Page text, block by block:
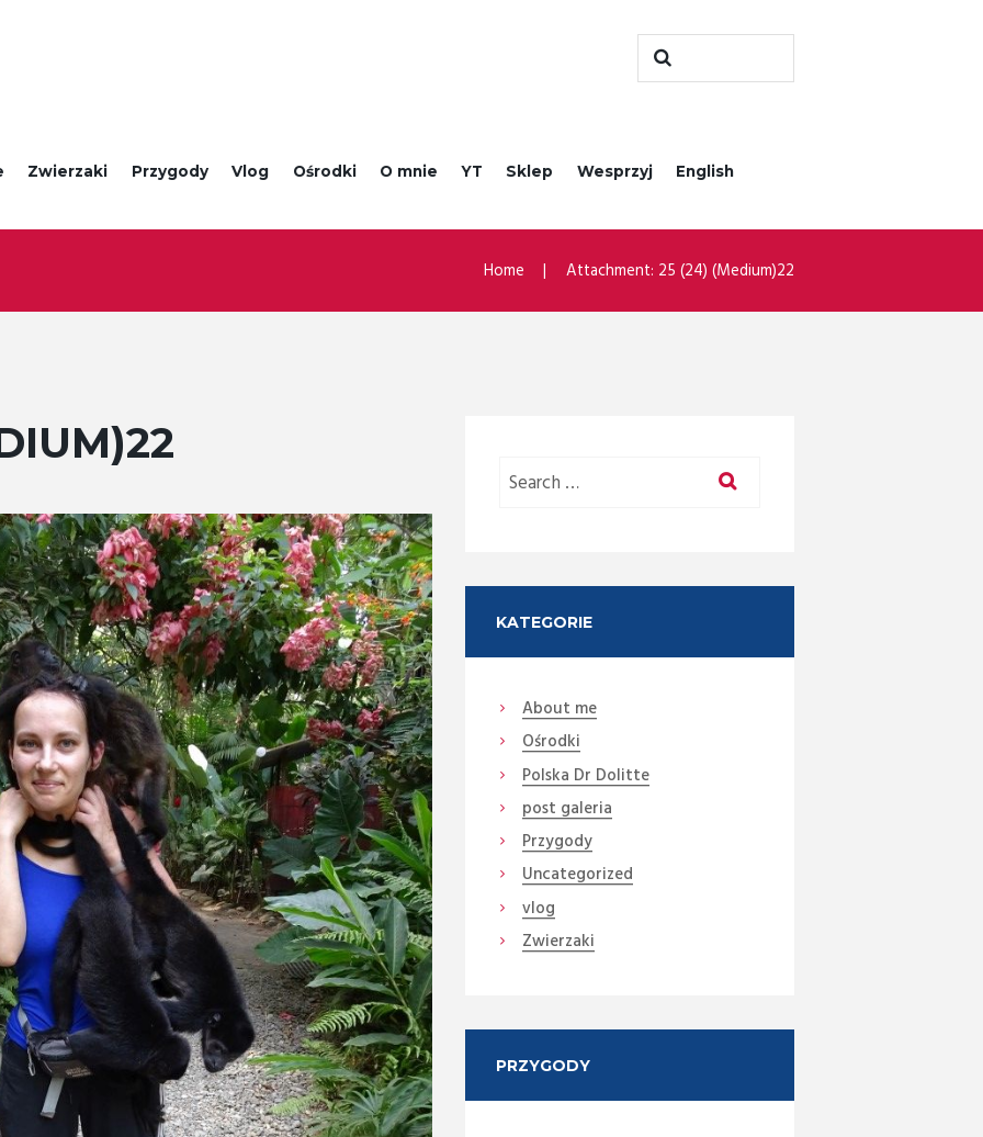
Zwierzaki Przygody Vlog Ośrodki O mnie YT Sklep Wesprzyj English
Home Attachment: 25 (24) (Medium)22
KATEGORIE
About me
Ośrodki
Polska Dr Dolitte
post galeria
Przygody
Uncategorized
vlog
Zwierzaki
PRZYGODY